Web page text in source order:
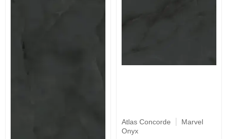
Atlas Concorde
Marvel
Onyx